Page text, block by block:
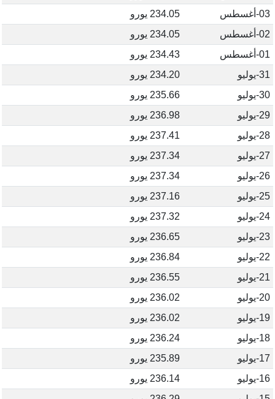
03-أغسطس
234.05 يورو
02-أغسطس
234.05 يورو
01-أغسطس
234.43 يورو
31-يوليو
234.20 يورو
30-يوليو
235.66 يورو
29-يوليو
236.98 يورو
28-يوليو
237.41 يورو
27-يوليو
237.34 يورو
26-يوليو
237.34 يورو
25-يوليو
237.16 يورو
24-يوليو
237.32 يورو
23-يوليو
236.65 يورو
22-يوليو
236.84 يورو
21-يوليو
236.55 يورو
20-يوليو
236.02 يورو
19-يوليو
236.02 يورو
18-يوليو
236.24 يورو
17-يوليو
235.89 يورو
16-يوليو
236.14 يورو